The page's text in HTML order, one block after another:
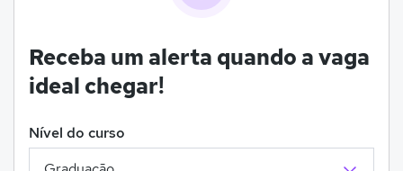
Receba um alerta quando a vaga
ideal chegar!
Nível do curso